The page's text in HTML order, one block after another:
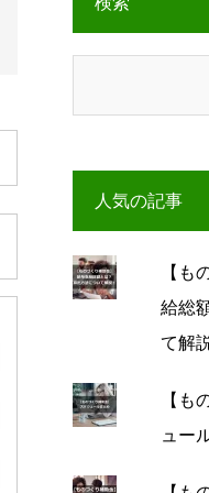
人気の記事
【も
給総
て解
【も
ュー